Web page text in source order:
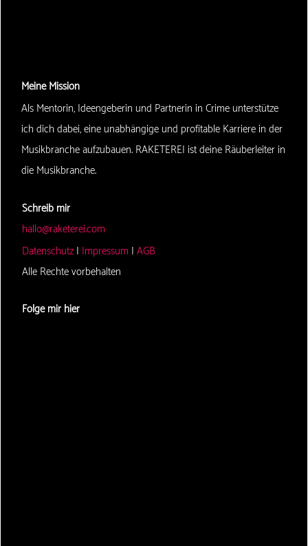
Meine Mission
Als Mentorin, Ideengeberin und Partnerin in Crime unterstütze
ich dich dabei, eine unabhängige und profitable Karriere in der
Musikbranche aufzubauen. RAKETEREI ist deine Räuberleiter in
die Musikbranche.
Schreib mir
hallo@raketerei.com
Datenschutz | Impressum | AGB
Alle Rechte vorbehalten
Folge mir hier